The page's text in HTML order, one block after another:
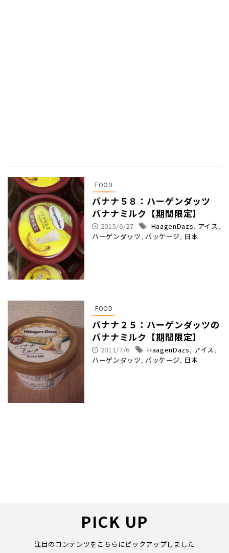
FOOD
バナナ５８：ハーゲンダッツ
バナナミルク【期間限定】
2015/6/27 HaagenDazs, アイス,
ハーゲンダッツ, パッケージ, 日本
FOOD
バナナ２５：ハーゲンダッツの
バナナミルク【期間限定】
2011/7/6 HaagenDazs, アイス,
ハーゲンダッツ, パッケージ, 日本
PICK UP
注目のコンテンツをこちらにピックアップしました